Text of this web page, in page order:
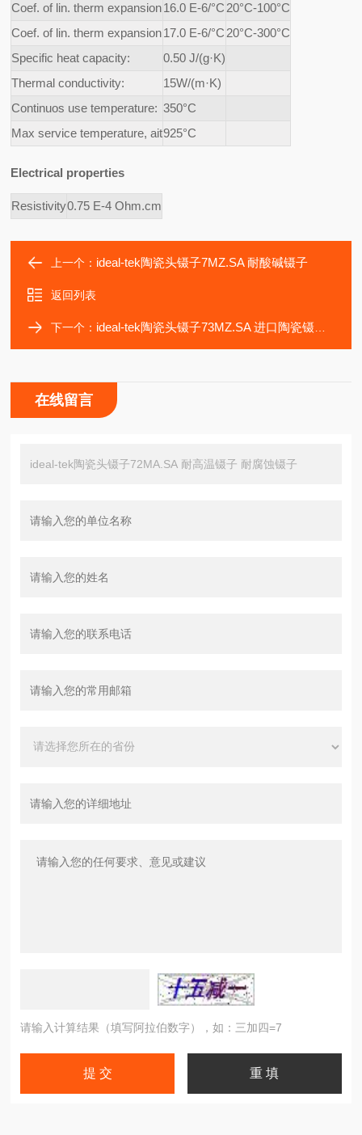
Coef. of lin. therm expansion16.0 E-6/°C 20°C-100°C
Coef. of lin. therm expansion17.0 E-6/°C 20°C-300°C
Specific heat capacity:
0.50 J/(g·K)
Thermal conductivity:
15W/(m·K)
Continuos use temperature: 350°C
Max service temperature, ait925°C
Electrical properties
Resistivity0.75 E-4 Ohm.cm
上一个： ideal-tek陶瓷头镊子7MZ.SA 耐酸碱镊子
返回列表
下一个： ideal-tek陶瓷头镊子73MZ.SA 进口陶瓷镊子 耐酸碱镊子
在线留言
请输入计算结果（填写阿拉伯数字），如：三加四=7